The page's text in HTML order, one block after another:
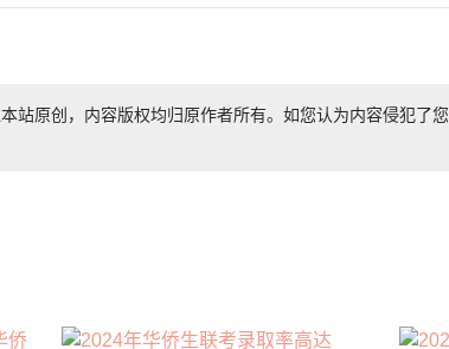
站原创，内容版权均归原作者所有。如您认为内容侵犯了您